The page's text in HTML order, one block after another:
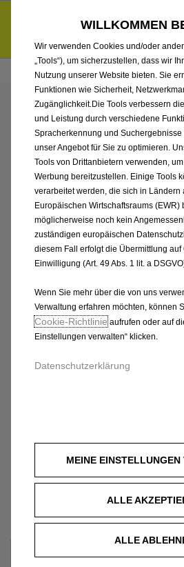
6.000 € staatliche Förderungsprämie
Hybride. Mehr
ENTDECKEN
CORSA
Welches Fahrzeug?
WILLKOMMEN
Wir verwenden Cookies und/oder
„Tools“), um sicherzustellen, dass wir
Nutzung unserer Website bieten. Sie
Funktionen wie Sicherheit,
Zugänglichkeit.Die Tools verbessern
und Leistung durch verschiedene
Spracherkennung und
unser Angebot für Sie zu optimieren.
Tools von Drittanbietern verwenden,
Werbung bereitzustellen. Einige Tools
verarbeitet werden, die sich in Ländern
Europäischen Wirtschaftsraums (EWR)
möglicherweise noch kein
zuständigen europäischen
diesem Fall erfolgt die Übermittlung auf
Einwilligung (Art. 49 Abs. 1 lit. a
Wenn Sie mehr über die von uns
Verwaltung erfahren möchten, können
Cookie‑Richtlinieaufrufen oder auf
Einstellungen verwalten“ klicken.
Datenschutzerklärung
MEINE
ALLE
ALLE